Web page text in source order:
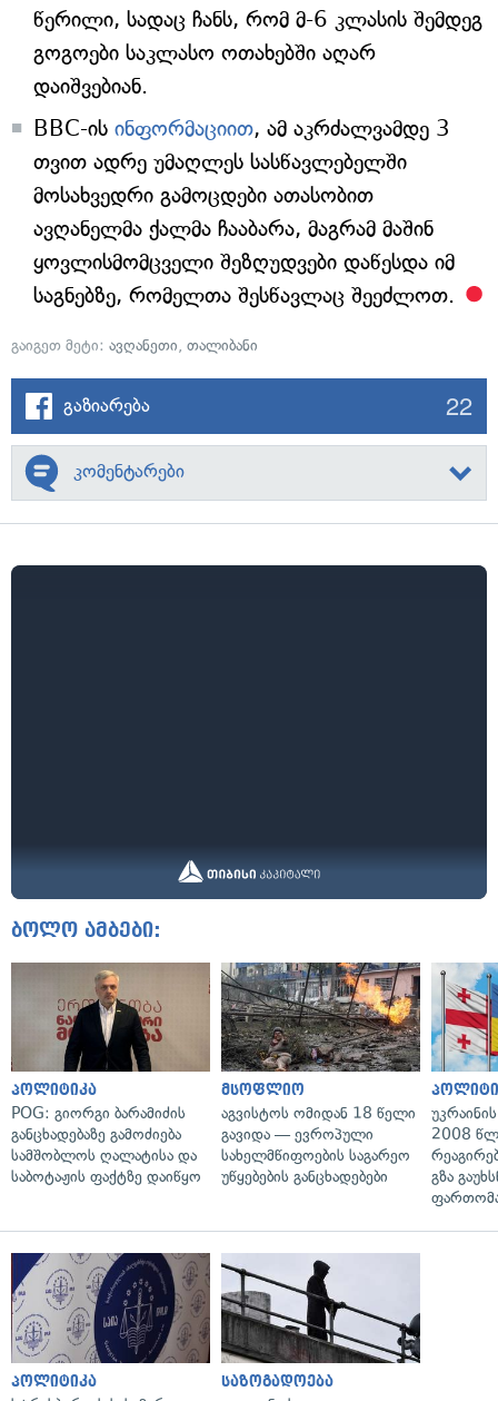
წერილი, სადაც ჩანს, რომ მ-6 კლასის შემდეგ
გოგოები საკლასო ოთახებში აღარ
დაიშვებიან.
BBC-ის ინფორმაციით, ამ აკრძალვამდე 3
თვით ადრე უმაღლეს სასწავლებელში
მოსახვედრი გამოცდები ათასობით
ავღანელმა ქალმა ჩააბარა, მაგრამ მაშინ
ყოვლისმომცველი შეზღუდვები დაწესდა იმ
საგნებზე, რომელთა შესწავლაც შეეძლოთ.
გაიგეთ მეტი: ავღანეთი, თალიბანი
გაზიარება 22
კომენტარები
ბოლო ამბები:
პოლიტიკა
POG: გიორგი ბარამიძის
განცხადებაზე გამოძიება
სამშობლოს ღალატისა და
საბოტაჟის ფაქტზე დაიწყო
მსოფლიო
აგვისტოს ომიდან 18 წელი
გავიდა — ევროპული
სახელმწიფოების საგარეო
უწყებების განცხადებები
2008
გზა
პოლიტიკა საზოგადოება